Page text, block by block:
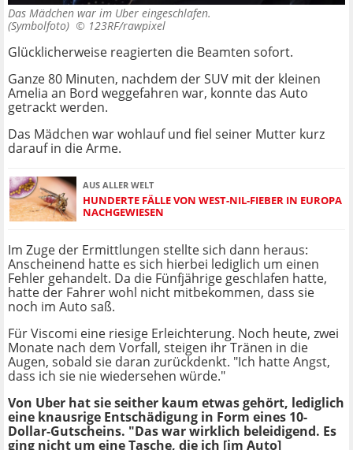
Das Mädchen war im Uber eingeschlafen.
(Symbolfoto) © 123RF/rawpixel
Glücklicherweise reagierten die Beamten sofort.
Ganze 80 Minuten, nachdem der SUV mit der kleinen
Amelia an Bord weggefahren war, konnte das Auto
getrackt werden.
Das Mädchen war wohlauf und fiel seiner Mutter kurz
darauf in die Arme.
AUS ALLER WELT
HUNDERTE FÄLLE VON WEST-NIL-FIEBER IN EUROPA
NACHGEWIESEN
Im Zuge der Ermittlungen stellte sich dann heraus:
Anscheinend hatte es sich hierbei lediglich um einen
Fehler gehandelt. Da die Fünfjährige geschlafen hatte,
hatte der Fahrer wohl nicht mitbekommen, dass sie
noch im Auto saß.
Für Viscomi eine riesige Erleichterung. Noch heute, zwei
Monate nach dem Vorfall, steigen ihr Tränen in die
Augen, sobald sie daran zurückdenkt. "Ich hatte Angst,
dass ich sie nie wiedersehen würde."
Von Uber hat sie seither kaum etwas gehört, lediglich
eine knausrige Entschädigung in Form eines 10-
Dollar-Gutscheins. "Das war wirklich beleidigend. Es
ging nicht um eine Tasche, die ich [im Auto]